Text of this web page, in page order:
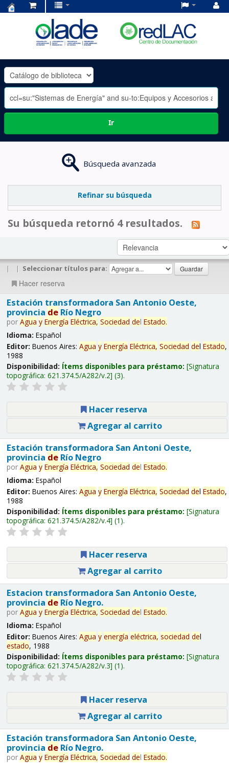
OLADE
-
Ir
Búsqueda avanzada
Refinar su búsqueda
Su búsqueda retornó 4 resultados.
| | Seleccionar títulos para:
Hacer reserva
Estación transformadora San Antonio Oeste,
provincia deRío Negro
por Agua y Energía Eléctrica, Sociedad del Estado.
Idioma: Español
Editor: Buenos Aires: Agua y Energía Eléctrica, Sociedad del Estado,
1988
Disponibilidad: Ítems disponibles para préstamo: Signatura
topográfica: 621.374.5/A282/v.2 (3).
Hacer reserva
Agregar al carrito
Estación transformadora San Antoni Oeste,
provincia deRío Negro
por Agua y Energía Eléctrica, Sociedad del Estado.
Idioma: Español
Editor: Buenos Aires: Agua y Energía Eléctrica, Sociedad del Estado,
1988
Disponibilidad: Ítems disponibles para préstamo: Signatura
topográfica: 621.374.5/A282/v.4 (1).
Hacer reserva
Agregar al carrito
Estacion transformadora San Antonio Oeste,
provincia deRío Negro.
por Agua y Energía Eléctrica, Sociedad del Estado.
Idioma: Español
Editor: Buenos Aires: Agua y energía eléctrica, sociedad del
estado, 1988
Disponibilidad: Ítems disponibles para préstamo: Signatura
topográfica: 621.374.5/A282/v.3 (1).
Hacer reserva
Agregar al carrito
Estación transformadora San Antonio Oeste,
provincia deRío Negro.
por Agua y Energía Eléctrica, Sociedad del Estado.